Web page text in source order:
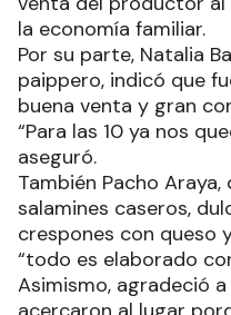
la economía familiar.
Por su parte, Natalia
paippero, indicó que
buena venta y gran
“Para las 10 ya nos
aseguró.
También Pacho
salamines caseros,
crespones con queso
“todo es elaborado
Asimismo, agradeció